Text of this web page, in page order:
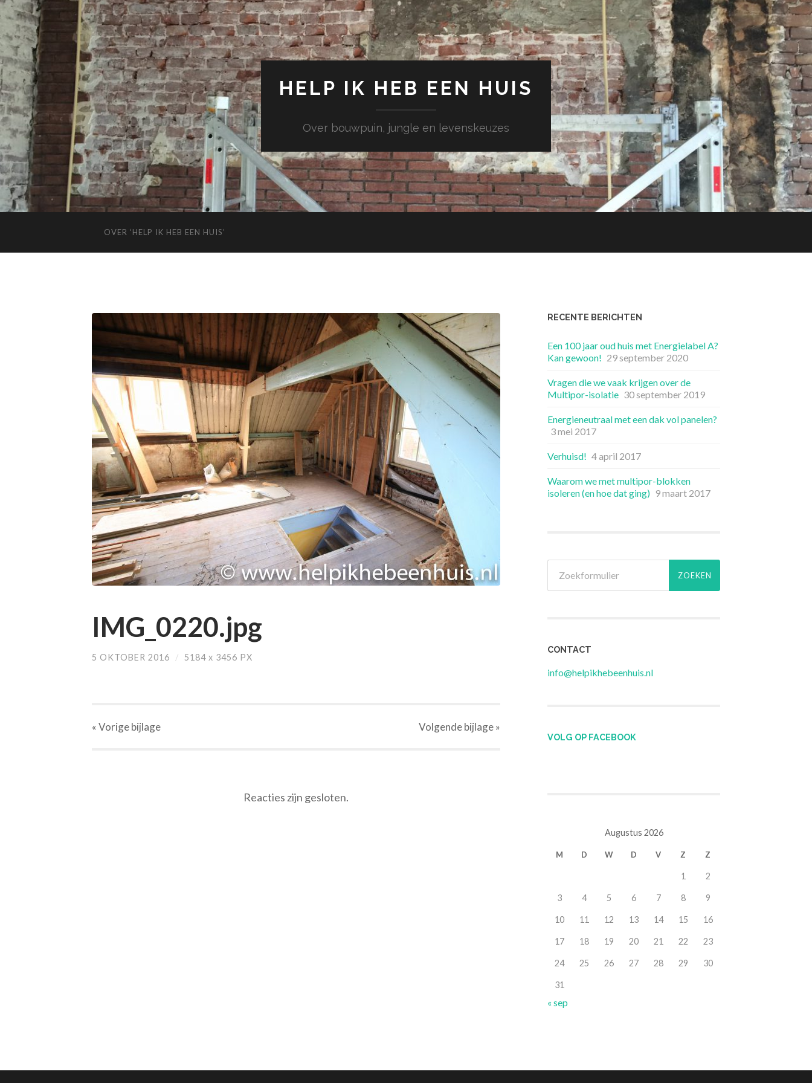
HELP IK HEB EEN HUIS
Over bouwpuin, jungle en levenskeuzes
OVER ‘HELP IK HEB EEN HUIS’
IMG_0220.jpg
5 OKTOBER 2016 / 5184 x 3456 PX
« Vorigebijlage Volgendebijlage»
Reacties zijn gesloten.
RECENTE BERICHTEN
Een 100 jaar oud huis met Energielabel A?
Kan gewoon! 29 september 2020
Vragen die we vaak krijgen over de
Multipor-isolatie 30 september 2019
Energieneutraal met een dak vol panelen?
3 mei 2017
Verhuisd! 4 april 2017
Waarom we met multipor-blokken
isoleren (en hoe dat ging) 9 maart 2017
CONTACT
info@helpikhebeenhuis.nl
VOLG OP FACEBOOK
Augustus 2026
M D W D V Z Z
1 2
3 4 5 6 7 8 9
10 11 12 13 14 15 16
17 18 19 20 21 22 23
24 25 26 27 28 29 30
31
« sep